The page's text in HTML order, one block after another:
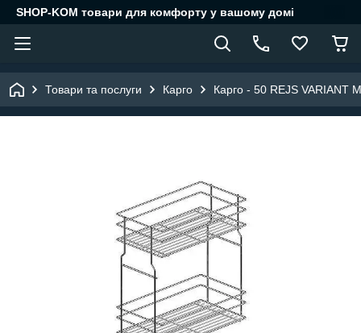
SHOP-KOM товари для комфорту у вашому домі
Товари та послуги Карго Карго - 50 REJS VARIANT